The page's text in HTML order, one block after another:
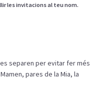
les invitacions al teu nom.
separen per evitar fer més
pares de la Mia, la